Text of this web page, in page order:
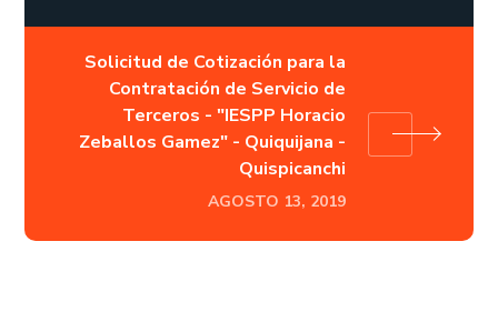
Solicitud de Cotización para la
Contratación de Servicio de
Terceros - "IESPP Horacio
Zeballos Gamez" - Quiquijana -
Quispicanchi
AGOSTO 13, 2019